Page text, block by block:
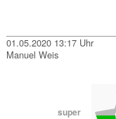
01.05.2020 13:17 Uhr
Manuel Weis
super